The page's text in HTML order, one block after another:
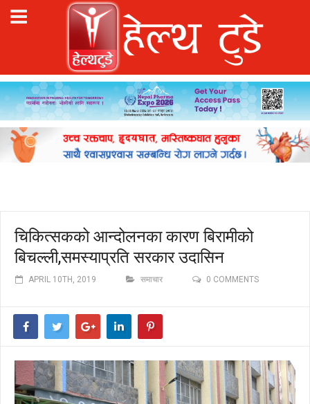
चिकित्सकको आन्दोलनका कारण बिरामीको
बिचल्ली,समस्याप्रति सरकार उदासिन
APRIL 10TH, 2019 समाचार 0 COMMENTS